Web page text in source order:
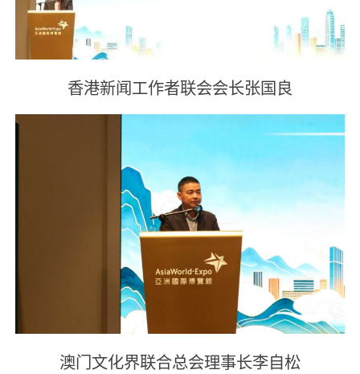
香港新闻工作者联会会长张国良
澳门文化界联合总会理事长李自松